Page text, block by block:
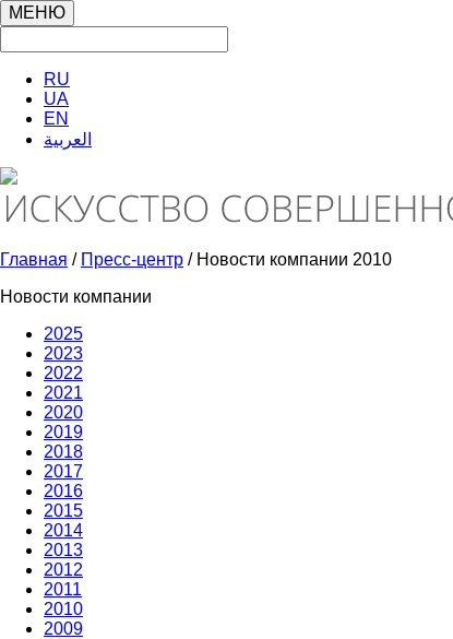
МЕНЮ
RU
UA
EN
العربية
Главная / Пресс-центр / Новости компании 2010
Новости компании
2025
2023
2022
2021
2020
2019
2018
2017
2016
2015
2014
2013
2012
2011
2010
2009